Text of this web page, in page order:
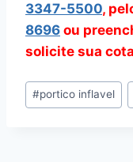
3347-5500,
8696 ou
solicite sua
Tags
do
#portico inflavel